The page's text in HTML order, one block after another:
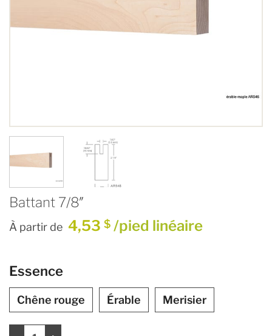
Battant 7/8″
À partir de 4,53 $ /pied linéaire
Essence
Chêne rouge Érable Merisier